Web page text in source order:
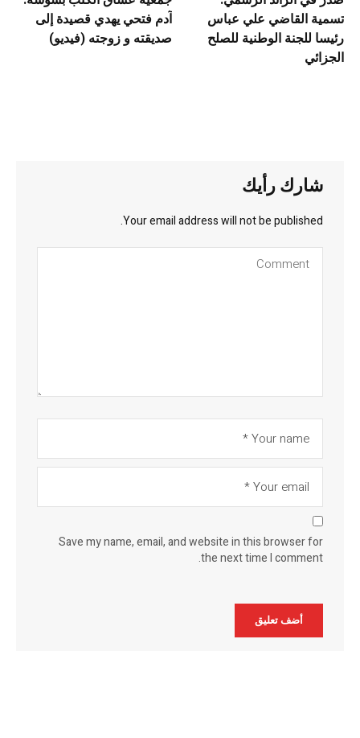
تسمية القاضي علي عباس
رئيسا للجنة الوطنية للصلح
الجزائي
آدم فتحي يهدي قصيدة إلى
صديقته و زوجته (فيديو)
شارك رأيك
Your email address will not be published.
Save my name, email, and website in this browser for
the next time I comment.